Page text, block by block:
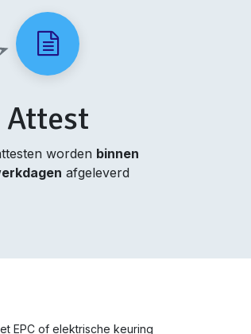
Attest
worden binnen
afgeleverd
EPC of elektrische keuring